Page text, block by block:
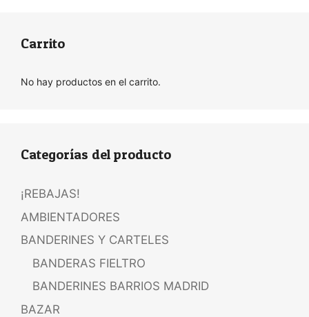
Carrito
No hay productos en el carrito.
Categorías del producto
¡REBAJAS!
AMBIENTADORES
BANDERINES Y CARTELES
BANDERAS FIELTRO
BANDERINES BARRIOS MADRID
BAZAR